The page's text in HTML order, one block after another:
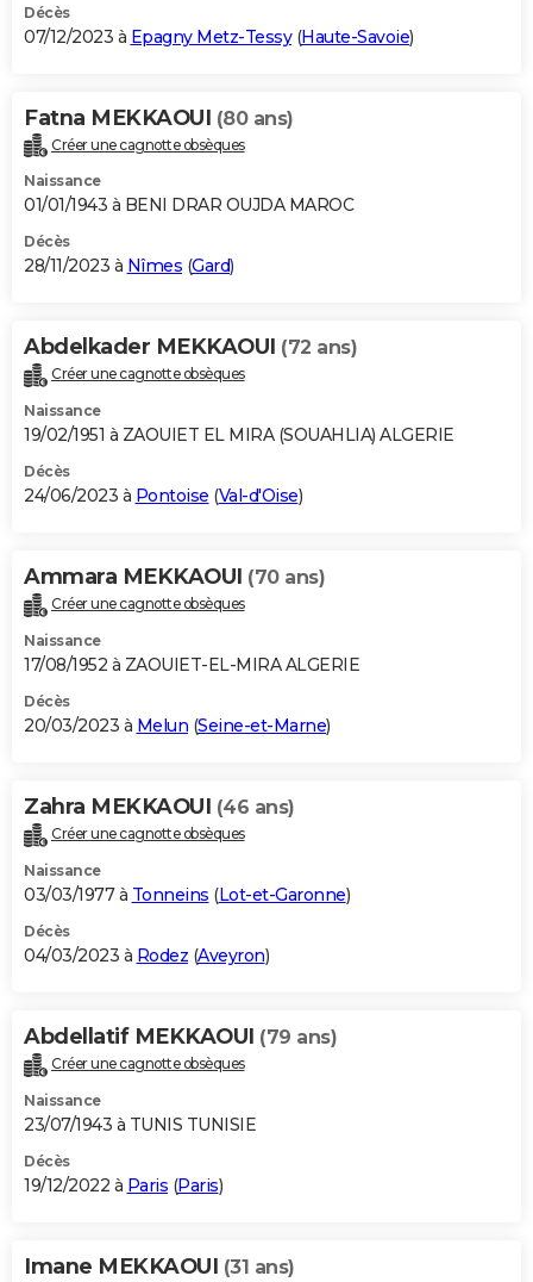
Décès
07/12/2023 à Epagny Metz-Tessy(Haute-Savoie)
Fatna MEKKAOUI (80 ans)
Créer une cagnotte obsèques
Naissance
01/01/1943 à BENI DRAR OUJDA MAROC
Décès
28/11/2023 à Nîmes (Gard)
Abdelkader MEKKAOUI (72 ans)
Créer une cagnotte obsèques
Naissance
19/02/1951 à ZAOUIET EL MIRA (SOUAHLIA) ALGERIE
Décès
24/06/2023 à Pontoise (Val-d'Oise)
Ammara MEKKAOUI (70 ans)
Créer une cagnotte obsèques
Naissance
17/08/1952 à ZAOUIET-EL-MIRA ALGERIE
Décès
20/03/2023 à Melun (Seine-et-Marne)
Zahra MEKKAOUI (46 ans)
Créer une cagnotte obsèques
Naissance
03/03/1977 à Tonneins (Lot-et-Garonne)
Décès
04/03/2023 à Rodez (Aveyron)
Abdellatif MEKKAOUI (79 ans)
Créer une cagnotte obsèques
Naissance
23/07/1943 à TUNIS TUNISIE
Décès
19/12/2022 à Paris (Paris)
Imane MEKKAOUI (31 ans)